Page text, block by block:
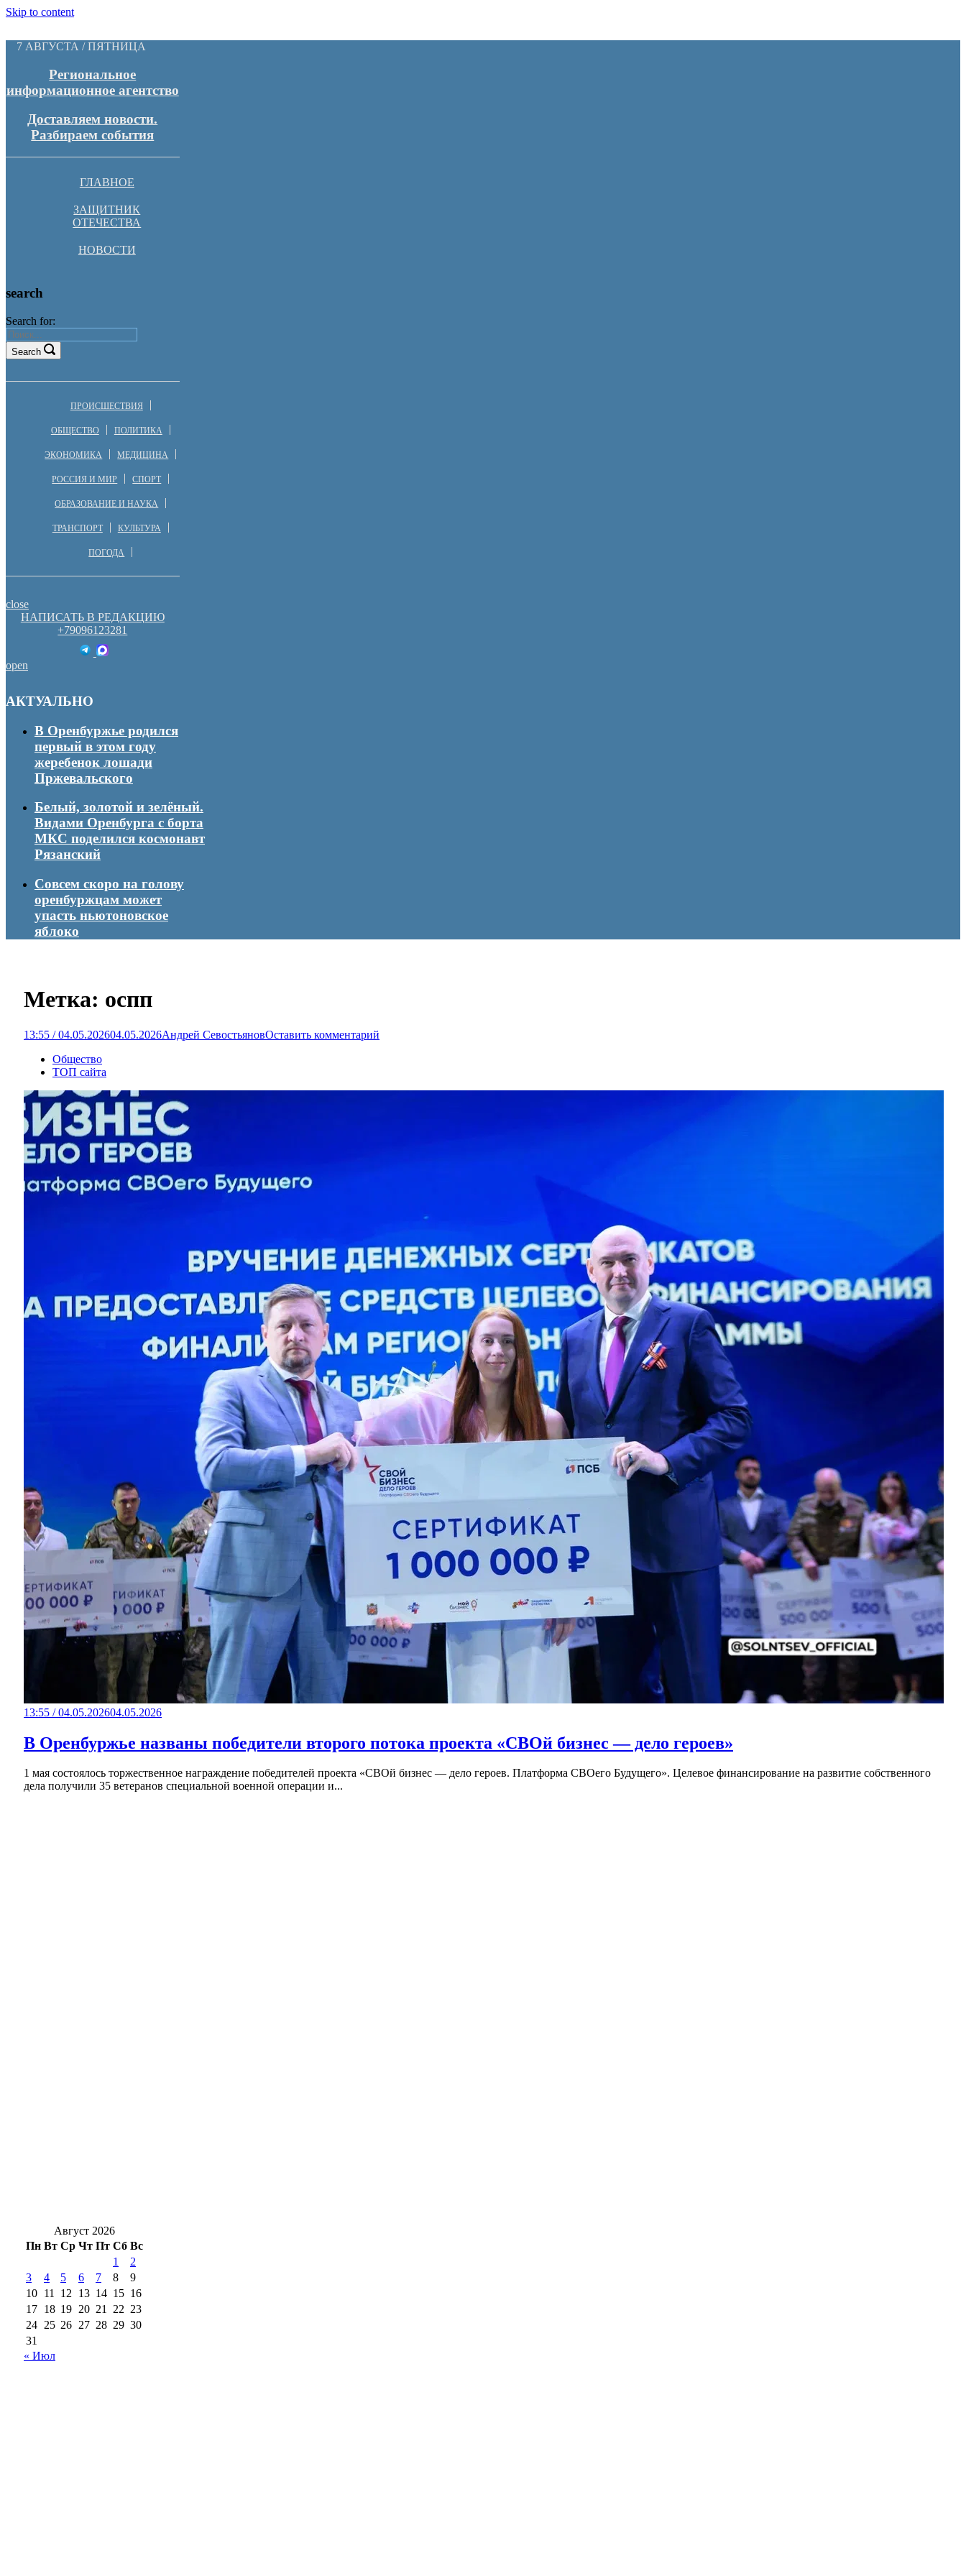
Skip to content
7 АВГУСТА / ПЯТНИЦА
Региональное
информационное агентство
Доставляем новости.
Разбираем события
ГЛАВНОЕ
ЗАЩИТНИК
ОТЕЧЕСТВА
НОВОСТИ
search
Search for:
Search
ПРОИСШЕСТВИЯ
ОБЩЕСТВО ПОЛИТИКА
ЭКОНОМИКА МЕДИЦИНА
РОССИЯ И МИР СПОРТ
ОБРАЗОВАНИЕ И НАУКА
ТРАНСПОРТ КУЛЬТУРА
ПОГОДА
close
НАПИСАТЬ В РЕДАКЦИЮ
+79096123281
open
АКТУАЛЬНО
В Оренбуржье родился
первый в этом году
жеребенок лошади
Пржевальского
Белый, золотой и зелёный.
Видами Оренбурга с борта
МКС поделился космонавт
Рязанский
Совсем скоро на голову
оренбуржцам может
упасть ньютоновское
яблоко
Метка: оспп
13:55 / 04.05.202604.05.2026Андрей СевостьяновОставить комментарий
Общество
ТОП сайта
13:55 / 04.05.202604.05.2026
В Оренбуржье названы победители второго потока проекта «СВОй бизнес — дело героев»
1 мая состоялось торжественное награждение победителей проекта «СВОй бизнес — дело героев. Платформа СВОего Будущего». Целевое финансирование на развитие собственного
дела получили 35 ветеранов специальной военной операции и...
Август 2026
Пн Вт Ср Чт Пт Сб Вс
1
2
3
4 5 6 7 8
9
10 11 12 13 14 15 16
17 18 19 20 21 22 23
24 25 26 27 28 29 30
31
« Июл